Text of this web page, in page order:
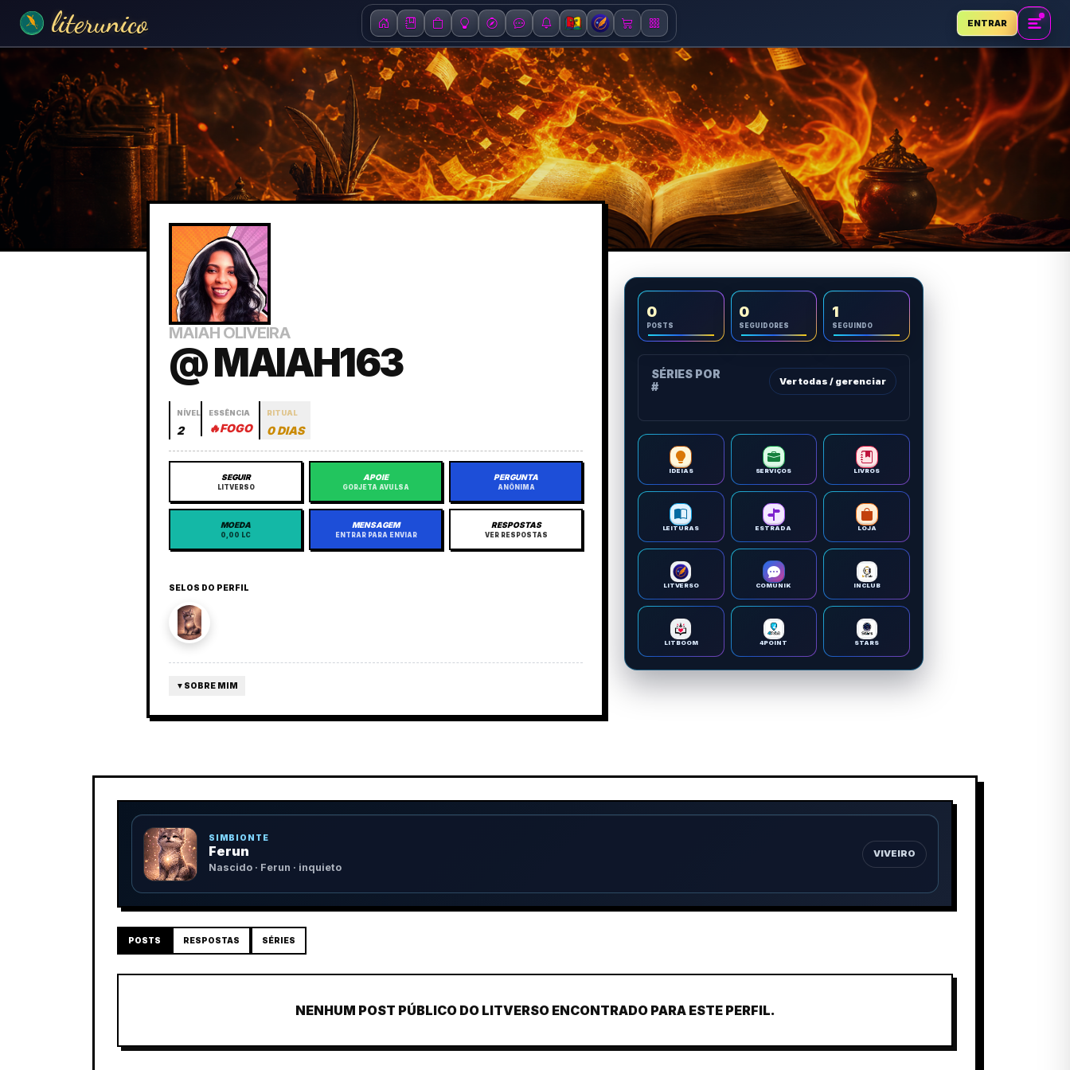
literunico ENTRAR
MAIAH OLIVEIRA
@ MAIAH163
NÍVEL
2
ESSÊNCIA
🔥FOGO
RITUAL
0 DIAS
SEGUIR
LITVERSO
APOIE
GORJETA AVULSA
PERGUNTA
ANÔNIMA
MOEDA
0,00 LC
MENSAGEM
ENTRAR PARA ENVIAR
RESPOSTAS
VER RESPOSTAS
SELOS DO PERFIL
▼ SOBRE MIM
0
POSTS
0
SEGUIDORES
1
SEGUINDO
SÉRIES POR
#
Ver todas / gerenciar
IDEIAS SERVIÇOS LIVROS
LEITURAS ESTRADA LOJA
LITVERSO COMUNIK INCLUB
LITBOOM 4POINT STARS
SIMBIONTE
Ferun
Nascido · Ferun · inquieto
VIVEIRO
POSTS RESPOSTAS SÉRIES
NENHUM POST PÚBLICO DO LITVERSO ENCONTRADO PARA ESTE PERFIL.